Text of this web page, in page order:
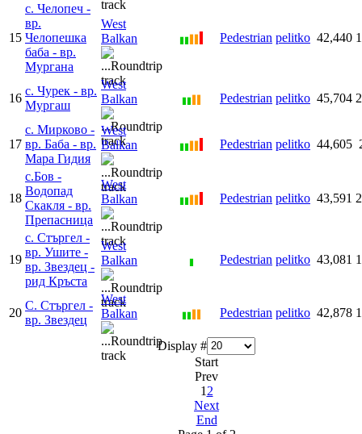
Display #
Start
Prev
1 2
Next
End
15
с. Челопеч -
вр.
Челопешка
баба - вр.
Мургана
West
Balkan
Pedestrian pelitko 42,440
16
с. Чурек - вр.
Мургаш
West
Balkan
Pedestrian pelitko 45,704
17
с. Мирково -
вр. Баба - вр.
Мара Гидия
West
Balkan
Pedestrian pelitko 44,605
18
с.Бов -
Водопад
Скакля - вр.
Препасница
West
Balkan
Pedestrian pelitko 43,591
19
с. Стъргел -
вр. Ушите -
вр. Звездец -
рид Кръста
West
Balkan
Pedestrian pelitko 43,081
20
С. Стъргел -
вр. Звездец
West
Balkan
Pedestrian pelitko 42,878